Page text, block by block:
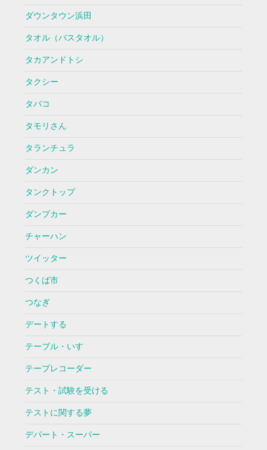
ダウンタウン浜田
タオル（バスタオル）
タカアンドトシ
タクシー
タバコ
タモリさん
タランチュラ
ダンカン
タンクトップ
ダンプカー
チャーハン
ツイッター
つくば市
つなぎ
デートする
テーブル・いす
テープレコーダー
テスト・試験を受ける
テストに関する夢
デパート・スーパー